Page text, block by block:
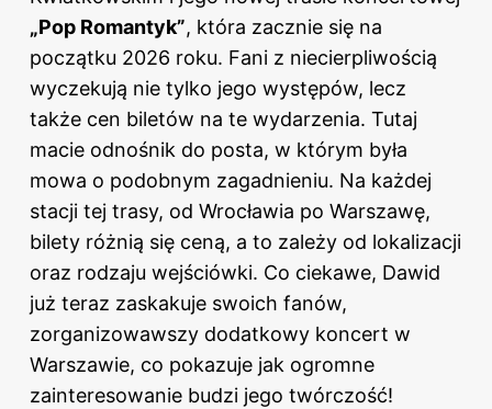
„Pop Romantyk”, która zacznie się na
początku 2026 roku. Fani z niecierpliwością
wyczekują nie tylko jego występów, lecz
także cen biletów na te wydarzenia. Tutaj
macie odnośnik do posta, w którym była
mowa o podobnym zagadnieniu. Na każdej
stacji tej trasy, od Wrocławia po Warszawę,
bilety różnią się ceną, a to zależy od lokalizacji
oraz rodzaju wejściówki. Co ciekawe, Dawid
już teraz zaskakuje swoich fanów,
zorganizowawszy dodatkowy koncert w
Warszawie, co pokazuje jak ogromne
zainteresowanie budzi jego twórczość!